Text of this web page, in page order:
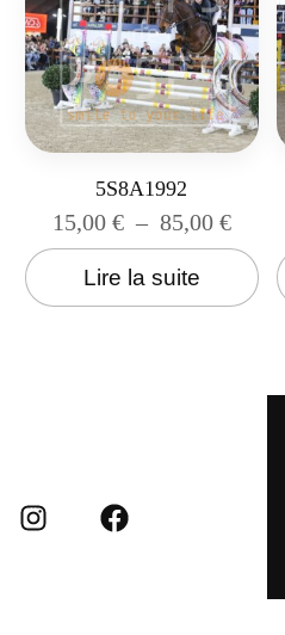
5S8A1992
15,00 € – 85,00 €
Lire la suite